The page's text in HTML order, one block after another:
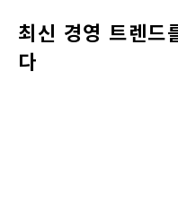
최신 경영 트렌드
다